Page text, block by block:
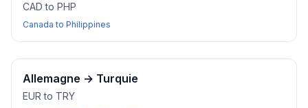
CAD to PHP
Canada to Philippines
Allemagne → Turquie
EUR to TRY